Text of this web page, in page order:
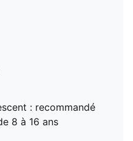
: recommandé
8 à 16 ans